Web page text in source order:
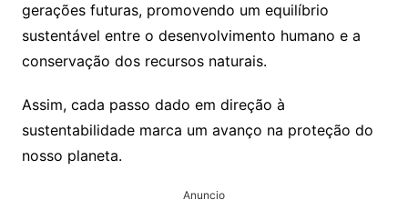
gerações futuras, promovendo um equilíbrio
sustentável entre o desenvolvimento humano e a
conservação dos recursos naturais.
Assim, cada passo dado em direção à
sustentabilidade marca um avanço na proteção do
nosso planeta.
Anuncio